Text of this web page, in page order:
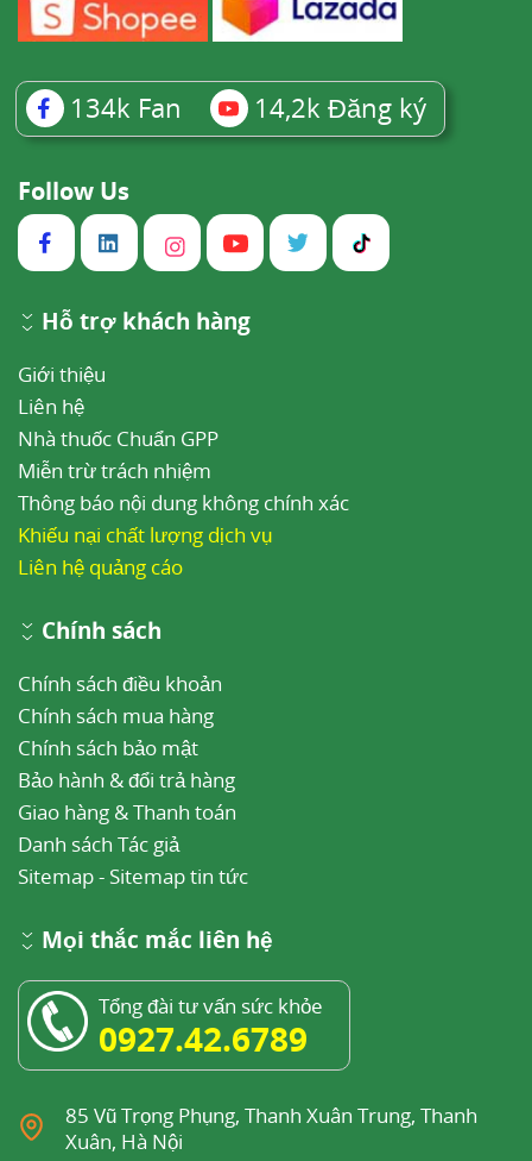
134k Fan 14,2k Đăng ký
Follow Us
Hỗ trợ khách hàng
Giới thiệu
Liên hệ
Nhà thuốc Chuẩn GPP
Miễn trừ trách nhiệm
Thông báo nội dung không chính xác
Khiếu nại chất lượng dịch vụ
Liên hệ quảng cáo
Chính sách
Chính sách điều khoản
Chính sách mua hàng
Chính sách bảo mật
Bảo hành & đổi trả hàng
Giao hàng & Thanh toán
Danh sách Tác giả
Sitemap- Sitemap tin tức
Mọi thắc mắc liên hệ
Tổng đài tư vấn sức khỏe
0927.42.6789
85 Vũ Trọng Phụng, Thanh Xuân Trung, Thanh
Xuân, Hà Nội